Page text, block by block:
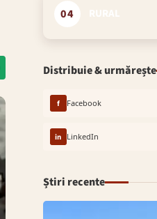
04
Distribuie & urmărește
f Facebook
in LinkedIn
Știri recente